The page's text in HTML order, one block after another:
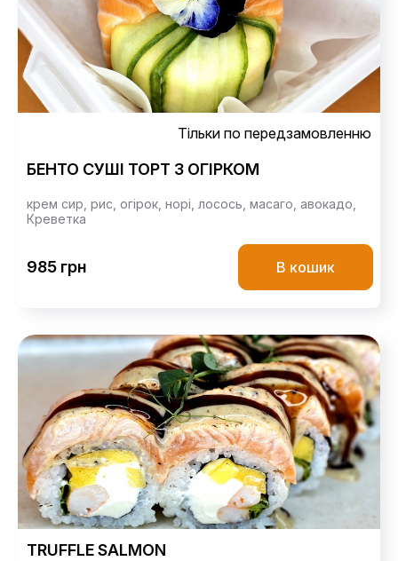
Тільки по передзамовленню
БЕНТО СУШІ ТОРТ З ОГІРКОМ
крем сир, рис, огірок, норі, лосось, масаго, авокадо,
Креветка
985 грн В кошик
TRUFFLE SALMON